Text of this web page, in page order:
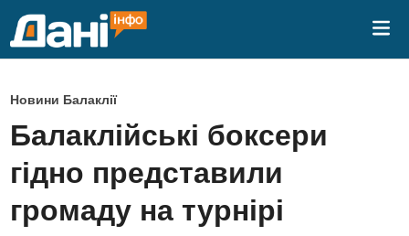
P
o
s
e
d
Новини Балаклії
Балаклійські боксери
гідно представили
громаду на турнірі